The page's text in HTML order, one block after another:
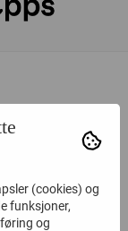
(cookies) og
funksjoner,
og